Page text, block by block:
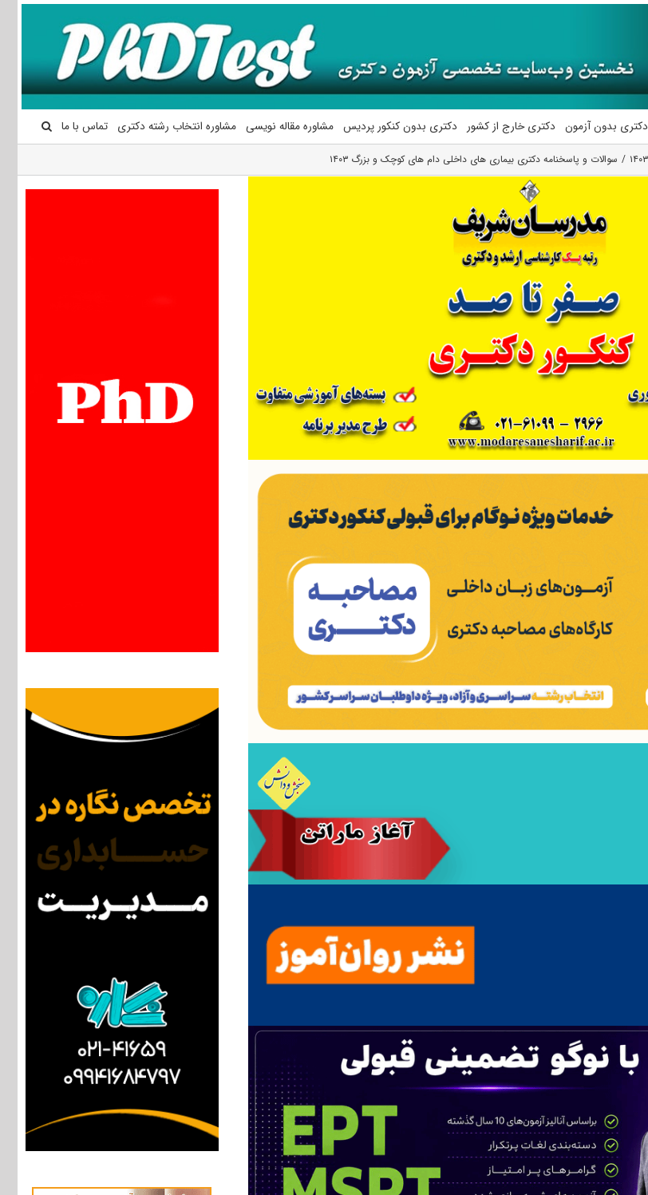
دکتری بدون آزمون دکتری خارج از کشور دکتری بدون کنکور پردیس مشاوره مقاله نویسی مشاوره انتخاب رشته دکتری تماس با ما
سوالات و پاسخنامه دکتری بیماری های داخلی دام های کوچک و بزرگ ۱۴۰۳